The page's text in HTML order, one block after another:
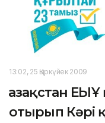
13:02, 25 Қыркүйек 2009
Қазақстан
отырып Кәрі